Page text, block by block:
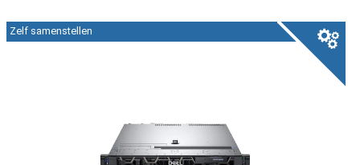
Zelf samenstellen